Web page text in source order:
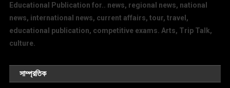
Educational Publication for.. news, regional news, national
news, international news, current affairs, tour, travel,
educational publication, competitive exams. Arts, Trip Talk,
culture.
সাম্প্রতিক